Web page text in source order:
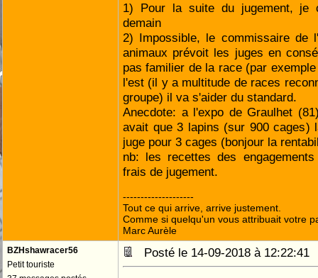
1) Pour la suite du jugement, je
demain
2) Impossible, le commissaire de
animaux prévoit les juges en
pas familier de la race (par
l'est (il y a multitude de races
groupe) il va s'aider du standard.
Anecdote: a l'expo de Graulhet
avait que 3 lapins (sur 900 cages)
juge pour 3 cages (bonjour la
nb: les recettes des
frais de jugement.
--------------------
Tout ce qui arrive, arrive justement.
Comme si quelqu'un vous attribuait votre
Marc Aurèle
BZHshawracer56
Petit touriste
Posté le 14-09-2018 à